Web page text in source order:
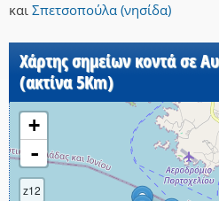
και Σπετσοπούλα (νησίδα)
Χάρτης σημείων κοντά σε
(ακτίνα 5Km)
+
-
z12